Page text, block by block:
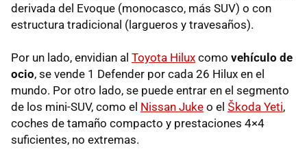
derivada del Evoque (monocasco, más SUV) o con
estructura tradicional (largueros y travesaños).
Por un lado, envidian al Toyota Hilux como vehículo de
ocio, se vende 1 Defender por cada 26 Hilux en el
mundo. Por otro lado, se puede entrar en el segmento
de los mini-SUV, como el Nissan Juke o el Škoda Yeti,
coches de tamaño compacto y prestaciones 4×4
suficientes, no extremas.